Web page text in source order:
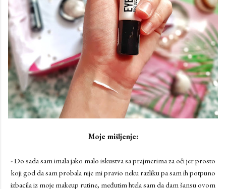
Moje mišljenje:
- Do sada sam imala jako malo iskustva sa prajmerima za oči jer prosto
koji god da sam probala nije mi pravio neku razliku pa sam ih potpuno
izbacila iz moje makeup rutine, međutim htela sam da dam šansu ovom